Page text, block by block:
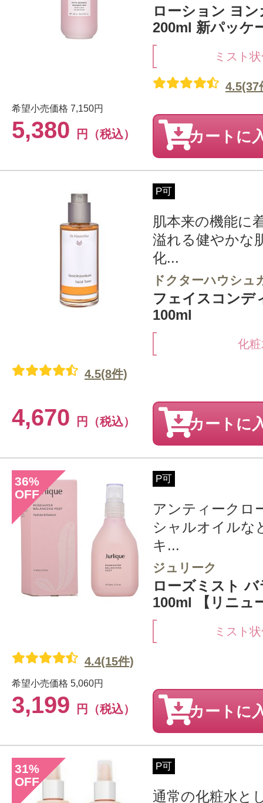
ローション ヨ
200ml 新パッケ
ミスト
希望小売価格 7,150円
5,380 円（税込）
4.5(37
カートに
P可
肌本来の機能に
溢れる健やかな
化...
ドクターハウシュ
フェイスコンデ
100ml
化
4,670 円（税込）
4.5(8件)
カートに
36%
OFF
P可
アンティークロ
シャルオイルな
キ...
ジュリーク
ローズミスト
100ml 【リニュ
ミスト
希望小売価格 5,060円
3,199 円（税込）
4.4(15件)
カートに
31%
OFF
P可
通常の化粧水と